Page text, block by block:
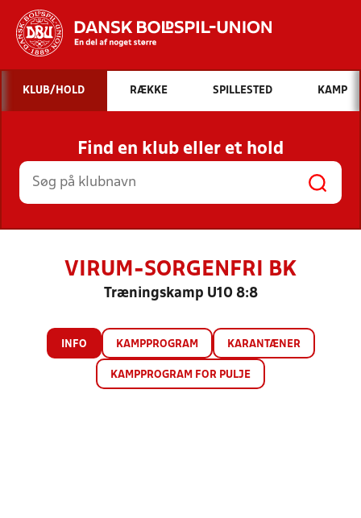
Hvad vil du søge efter?
INDHOLD OG NYHEDER
STILLINGER, RESULTATER, KLUBBER OG
HOLD
KLUB/HOLD RÆKKE SPILLESTED KAMP
Find en klub eller et hold
VIRUM-SORGENFRI BK
Træningskamp U10 8:8
INFO KAMPPROGRAM KARANTÆNER
KAMPPROGRAM FOR PULJE